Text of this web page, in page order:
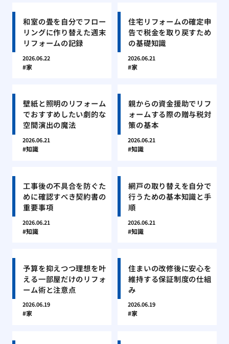
和室の畳を自分でフロー
リングに作り替えた週末
リフォームの記録
2026.06.22
家
住宅リフォームの確定申
告で税金を取り戻すため
の基礎知識
2026.06.21
家
壁紙と照明のリフォーム
でおすすめしたい劇的な
空間演出の魔法
2026.06.21
知識
親からの資金援助でリフ
ォームする際の贈与税対
策の基本
2026.06.21
知識
工事後の不具合を防ぐた
めに確認すべき契約書の
重要事項
2026.06.21
知識
網戸の取り替えを自分で
行うための基本知識と手
順
2026.06.21
知識
予算を抑えつつ理想を叶
える一部屋だけのリフォ
ーム術と注意点
2026.06.19
家
住まいの改修後に安心を
維持する保証制度の仕組
み
2026.06.19
家